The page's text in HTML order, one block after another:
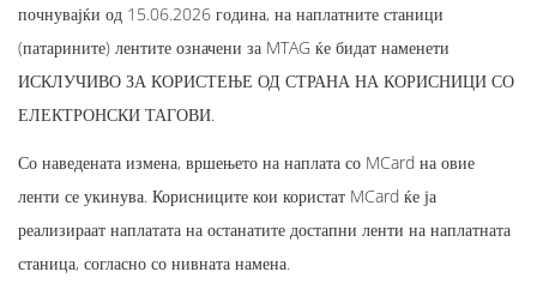
почнувајќи од 15.06.2026 година, на наплатните станици
(патарините) лентите означени за MTAG ќе бидат наменети
ИСКЛУЧИВО ЗА КОРИСТЕЊЕ ОД СТРАНА НА КОРИСНИЦИ СО
ЕЛЕКТРОНСКИ ТАГОВИ.
Со наведената измена, вршењето на наплата со MCard на овие
ленти се укинува. Корисниците кои користат MCard ќе ја
реализираат наплатата на останатите достапни ленти на наплатната
станица, согласно со нивната намена.